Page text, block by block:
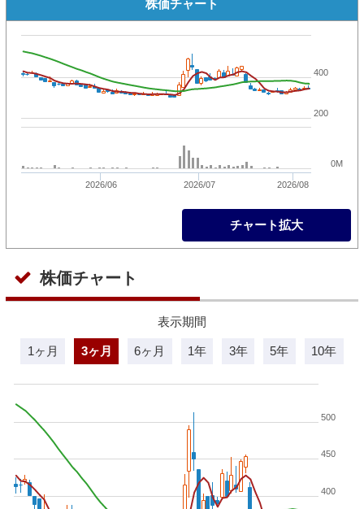
株価チャート
2026/06 2026/07 2026/08
200
400
0M
チャート拡大
株価チャート
表示期間
1ヶ月 3ヶ月 6ヶ月 1年 3年 5年 10年
400
450
500